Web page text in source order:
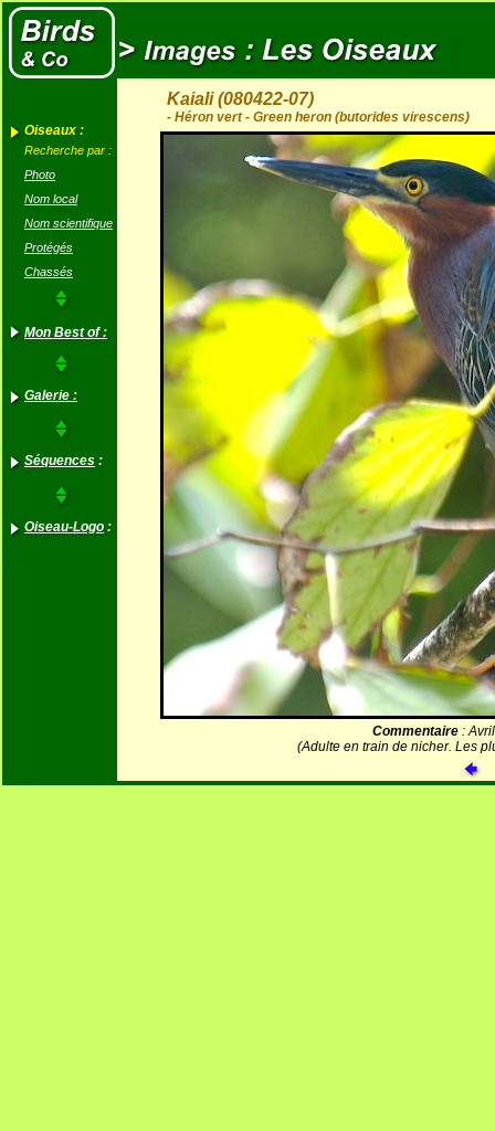
Oiseaux :
Recherche par :
Photo
Nom local
Nom scientifique
Protégés
Chassés
Mon Best of :
Galerie :
Séquences :
Oiseau-Logo :
Kaiali (080422-07)
- Héron vert - Green heron (butorides virescens)
Commentaire :
(Adulte en train de nicher. Les